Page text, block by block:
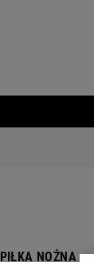
PIŁKA NOŻNA